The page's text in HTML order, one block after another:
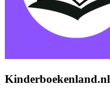
Kinderboekenland.nl